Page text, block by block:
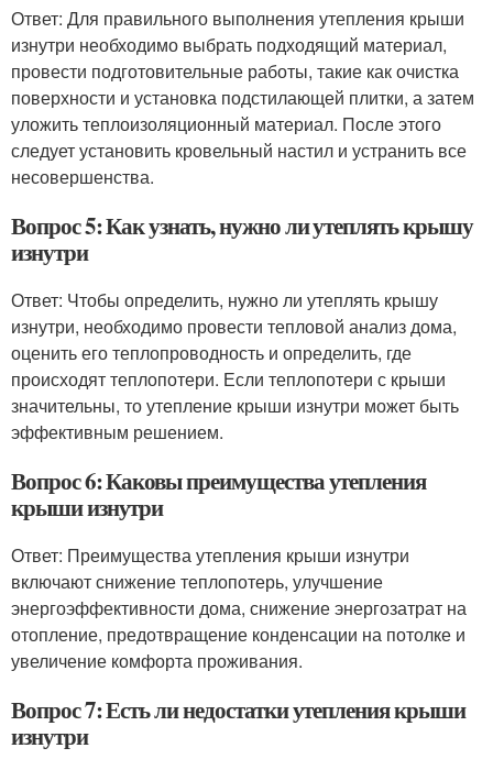
Ответ: Для правильного выполнения утепления крыши
изнутри необходимо выбрать подходящий материал,
провести подготовительные работы, такие как очистка
поверхности и установка подстилающей плитки, а затем
уложить теплоизоляционный материал. После этого
следует установить кровельный настил и устранить все
несовершенства.
Вопрос 5: Как узнать, нужно ли утеплять крышу
изнутри
Ответ: Чтобы определить, нужно ли утеплять крышу
изнутри, необходимо провести тепловой анализ дома,
оценить его теплопроводность и определить, где
происходят теплопотери. Если теплопотери с крыши
значительны, то утепление крыши изнутри может быть
эффективным решением.
Вопрос 6: Каковы преимущества утепления
крыши изнутри
Ответ: Преимущества утепления крыши изнутри
включают снижение теплопотерь, улучшение
энергоэффективности дома, снижение энергозатрат на
отопление, предотвращение конденсации на потолке и
увеличение комфорта проживания.
Вопрос 7: Есть ли недостатки утепления крыши
изнутри